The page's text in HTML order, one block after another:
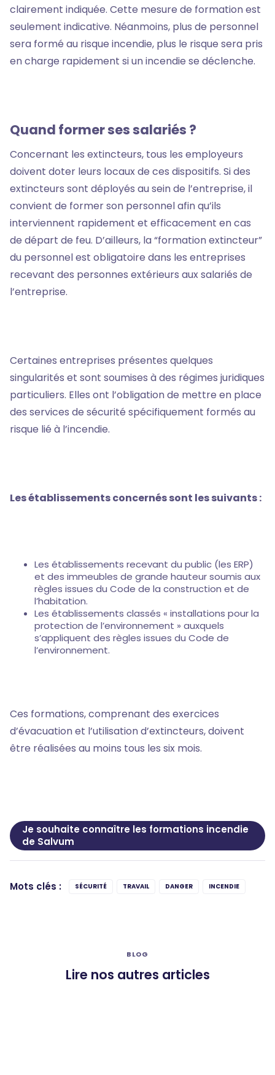
clairement indiquée. Cette mesure de formation est
seulement indicative. Néanmoins, plus de personnel
sera formé au risque incendie, plus le risque sera pris
en charge rapidement si un incendie se déclenche.
Quand former ses salariés ?
Concernant les extincteurs, tous les employeurs
doivent doter leurs locaux de ces dispositifs. Si des
extincteurs sont déployés au sein de l’entreprise, il
convient de former son personnel afin qu’ils
interviennent rapidement et efficacement en cas
de départ de feu. D’ailleurs, la “formation extincteur”
du personnel est obligatoire dans les entreprises
recevant des personnes extérieurs aux salariés de
l’entreprise.
Certaines entreprises présentes quelques
singularités et sont soumises à des régimes juridiques
particuliers. Elles ont l’obligation de mettre en place
des services de sécurité spécifiquement formés au
risque lié à l’incendie.
Les établissements concernés sont les suivants :
Les établissements recevant du public (les ERP)
et des immeubles de grande hauteur soumis aux
règles issues du Code de la construction et de
l’habitation.
Les établissements classés « installations pour la
protection de l’environnement » auxquels
s’appliquent des règles issues du Code de
l’environnement.
Ces formations, comprenant des exercices
d’évacuation et l’utilisation d’extincteurs, doivent
être réalisées au moins tous les six mois.
Je souhaite connaître les formations incendie
de Salvum
Mots clés : SÉCURITÉ TRAVAIL DANGER INCENDIE
BLOG
Lire nos autres articles